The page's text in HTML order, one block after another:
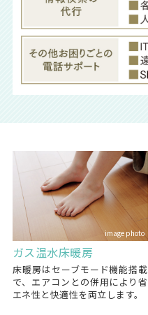
image photo
ガス温水床暖房
床暖房はセーブモード機能搭載
で、エアコンとの併用により省
エネ性と快適性を両立します。